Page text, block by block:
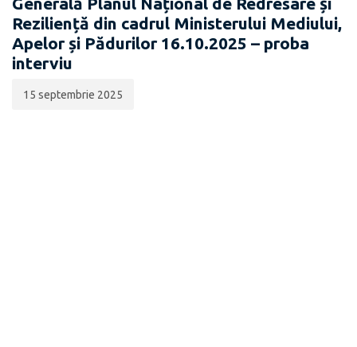
Reziliență din cadrul Ministerului Mediului,
Apelor și Pădurilor 16.10.2025 – proba
interviu
15 septembrie 2025